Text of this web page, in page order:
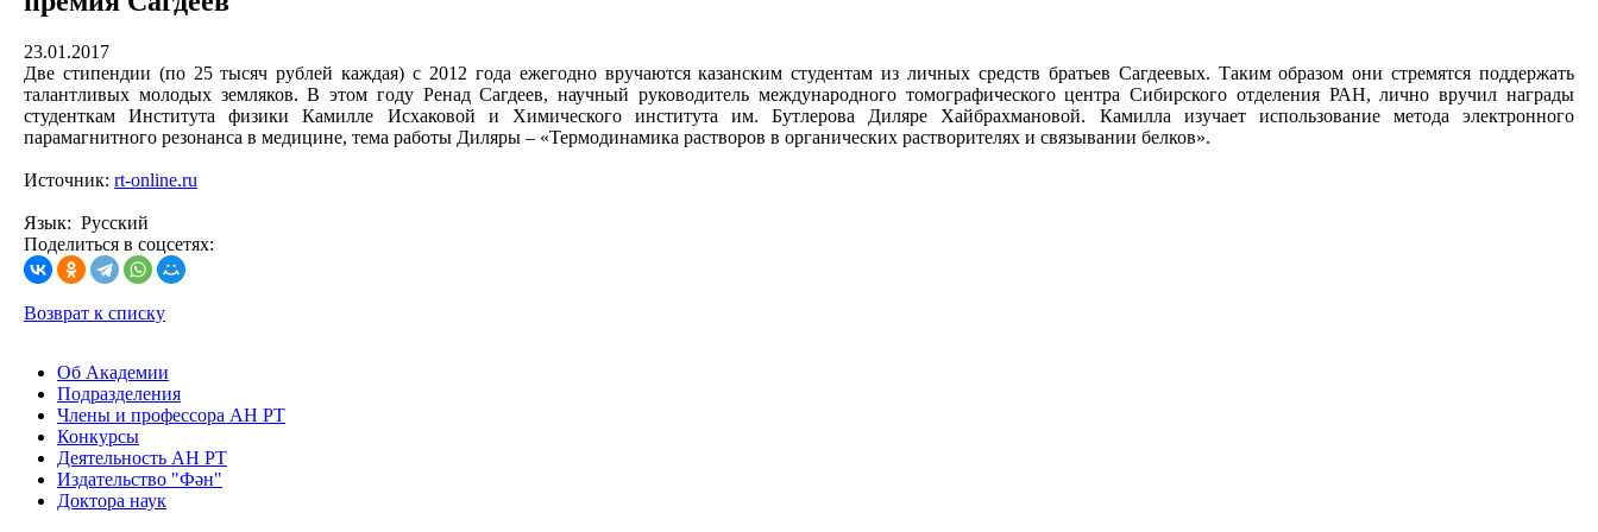
23.01.2017
Две стипендии (по 25 тысяч рублей каждая) с 2012 года ежегодно вручаются казанским студентам из личных средств братьев Сагдеевых. Таким образом они стремятся поддержать
талантливых молодых земляков. В этом году Ренад Сагдеев, научный руководитель международного томографического центра Сибирского отделения РАН, лично вручил награды
студенткам Института физики Камилле Исхаковой и Химического института им. Бутлерова Диляре Хайбрахмановой. Камилла изучает использование метода электронного
парамагнитного резонанса в медицине, тема работы Диляры – «Термодинамика растворов в органических растворителях и связывании белков».
Источник: rt-online.ru
Язык: Русский
Поделиться в соцсетях:
Возврат к списку
Об Академии
Подразделения
Члены и профессора АН РТ
Конкурсы
Деятельность АН РТ
Издательство "Фән"
Доктора наук